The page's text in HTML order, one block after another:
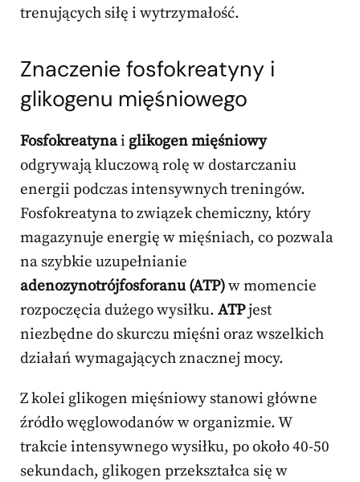
trenujących siłę i wytrzymałość.
Znaczenie fosfokreatyny i
glikogenu mięśniowego
Fosfokreatynai glikogen mięśniowy
odgrywają kluczową rolę w dostarczaniu
energii podczas intensywnych treningów.
Fosfokreatyna to związek chemiczny, który
magazynuje energię w mięśniach, co pozwala
na szybkie uzupełnianie
adenozynotrójfosforanu (ATP)w momencie
rozpoczęcia dużego wysiłku. ATPjest
niezbędne do skurczu mięśni oraz wszelkich
działań wymagających znacznej mocy.
Z kolei glikogen mięśniowy stanowi główne
źródło węglowodanów w organizmie. W
trakcie intensywnego wysiłku, po około 40-50
sekundach, glikogen przekształca się w